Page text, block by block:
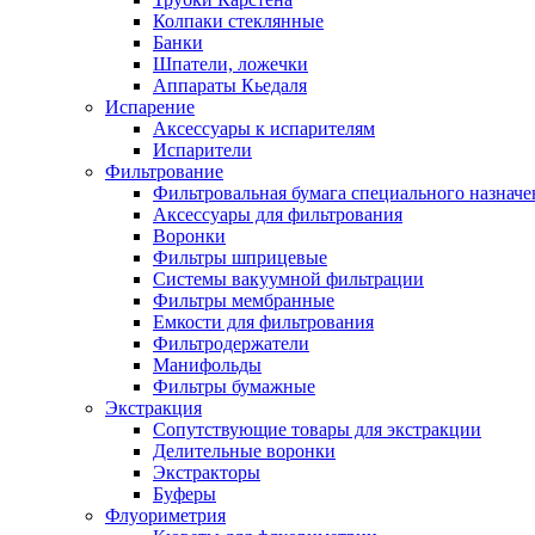
Колпаки стеклянные
Банки
Шпатели, ложечки
Аппараты Кьедаля
Испарение
Аксессуары к испарителям
Испарители
Фильтрование
Фильтровальная бумага специального
Аксессуары для фильтрования
Воронки
Фильтры шприцевые
Системы вакуумной фильтрации
Фильтры мембранные
Емкости для фильтрования
Фильтродержатели
Манифольды
Фильтры бумажные
Экстракция
Сопутствующие товары для экстракции
Делительные воронки
Экстракторы
Буферы
Флуориметрия